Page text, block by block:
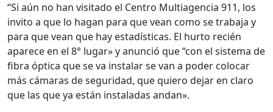
“Si aún no han visitado el Centro Multiagencia 911, los
invito a que lo hagan para que vean como se trabaja y
para que vean que hay estadísticas. El hurto recién
aparece en el 8° lugar» y anunció que “con el sistema de
fibra óptica que se va instalar se van a poder colocar
más cámaras de seguridad, que quiero dejar en claro
que las que ya están instaladas andan».